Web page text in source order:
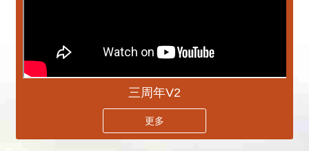
三周年V2
更多